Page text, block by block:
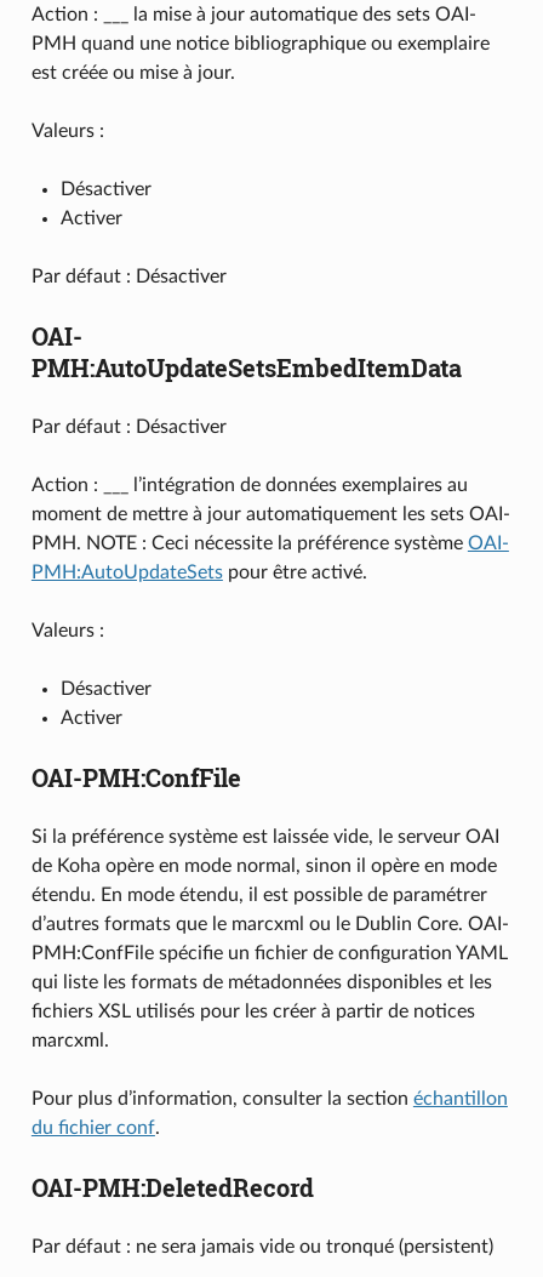
Action : ___ la mise à jour automatique des sets OAI-
PMH quand une notice bibliographique ou exemplaire
est créée ou mise à jour.
Valeurs :
Désactiver
Activer
Par défaut : Désactiver
OAI-
PMH:AutoUpdateSetsEmbedItemData
Par défaut : Désactiver
Action : ___ l’intégration de données exemplaires au
moment de mettre à jour automatiquement les sets OAI-
PMH. NOTE : Ceci nécessite la préférence système OAI-
PMH:AutoUpdateSetspour être activé.
Valeurs :
Désactiver
Activer
OAI-PMH:ConfFile
Si la préférence système est laissée vide, le serveur OAI
de Koha opère en mode normal, sinon il opère en mode
étendu. En mode étendu, il est possible de paramétrer
d’autres formats que le marcxml ou le Dublin Core. OAI-
PMH:ConfFile spécifie un fichier de configuration YAML
qui liste les formats de métadonnées disponibles et les
fichiers XSL utilisés pour les créer à partir de notices
marcxml.
Pour plus d’information, consulter la section échantillon
du fichier conf.
OAI-PMH:DeletedRecord
Par défaut : ne sera jamais vide ou tronqué (persistent)